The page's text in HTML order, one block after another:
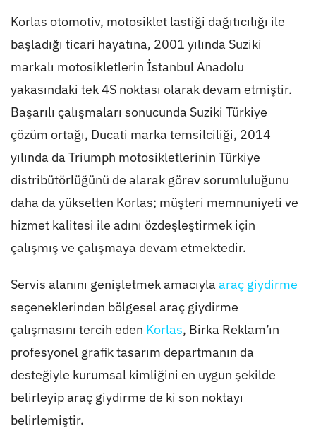
Korlas otomotiv, motosiklet lastiği dağıtıcılığı ile
başladığı ticari hayatına, 2001 yılında Suziki
markalı motosikletlerin İstanbul Anadolu
yakasındaki tek 4S noktası olarak devam etmiştir.
Başarılı çalışmaları sonucunda Suziki Türkiye
çözüm ortağı, Ducati marka temsilciliği, 2014
yılında da Triumph motosikletlerinin Türkiye
distribütörlüğünü de alarak görev sorumluluğunu
daha da yükselten Korlas; müşteri memnuniyeti ve
hizmet kalitesi ile adını özdeşleştirmek için
çalışmış ve çalışmaya devam etmektedir.
Servis alanını genişletmek amacıyla araç giydirme
seçeneklerinden bölgesel araç giydirme
çalışmasını tercih eden Korlas, Birka Reklam’ın
profesyonel grafik tasarım departmanın da
desteğiyle kurumsal kimliğini en uygun şekilde
belirleyip araç giydirme de ki son noktayı
belirlemiştir.